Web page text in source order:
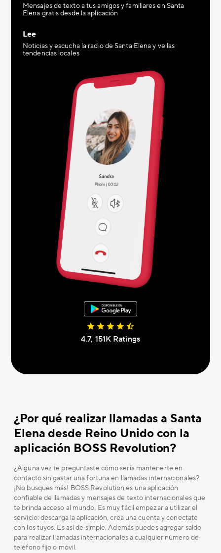
Mensajes de texto a tus amigos y familiares en Santa
Elena gratis desde la aplicación
Lee
Noticias y escucha la radio de Santa Elena y ve las
tendencias locales
4.7, 151K Ratings
¿Por qué realizar llamadas a Santa
Elena desde Reino Unido con la
aplicación BOSS Revolution?
¿Alguna vez te preguntaste cómo sería mantenerte en
contacto sin gastar una fortuna en llamadas internacionales?
¡No busques más! BOSS Revolution es una aplicación
confiable de llamadas y mensajes de texto internacionales que
te brinda acceso al mundo. Es muy fácil empezar a utilizar el
servicio: descarga la aplicación, crea una cuenta y conectate
con los tuyos. Es así de simple. Además puedes agregar saldo
para realizar llamadas internacionales a cualquier número de
teléfono fijo o móvil.